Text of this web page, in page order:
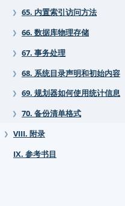
❯ 65. 内置索引访问方法
❯ 66. 数据库物理存储
❯ 67. 事务处理
❯ 68. 系统目录声明和初始内容
❯ 69. 规划器如何使用统计信息
❯ 70. 备份清单格式
❯
VIII. 附录
IX. 参考书目